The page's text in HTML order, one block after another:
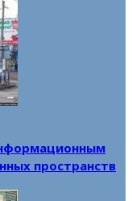
пространств